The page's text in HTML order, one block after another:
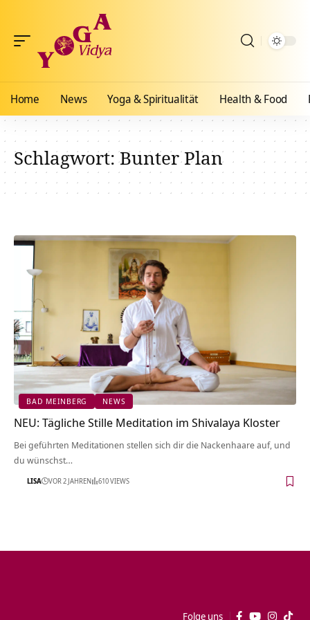
Home News Yoga & Spiritualität Health & Food
Schlagwort:Bunter Plan
BAD MEINBERG NEWS
NEU: Tägliche Stille Meditation im Shivalaya Kloster
Bei geführten Meditationen stellen sich dir die Nackenhaare auf, und
du wünschst…
LISA VOR 2 JAHREN 610 VIEWS
Folge uns